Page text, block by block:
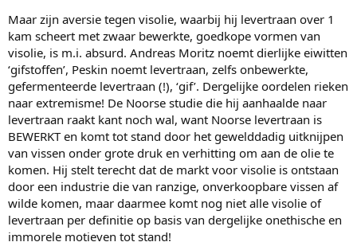
Maar zijn aversie tegen visolie, waarbij hij levertraan over 1
kam scheert met zwaar bewerkte, goedkope vormen van
visolie, is m.i. absurd. Andreas Moritz noemt dierlijke eiwitten
‘gifstoffen’, Peskin noemt levertraan, zelfs onbewerkte,
gefermenteerde levertraan (!), ‘gif’. Dergelijke oordelen rieken
naar extremisme! De Noorse studie die hij aanhaalde naar
levertraan raakt kant noch wal, want Noorse levertraan is
BEWERKT en komt tot stand door het gewelddadig uitknijpen
van vissen onder grote druk en verhitting om aan de olie te
komen. Hij stelt terecht dat de markt voor visolie is ontstaan
door een industrie die van ranzige, onverkoopbare vissen af
wilde komen, maar daarmee komt nog niet alle visolie of
levertraan per definitie op basis van dergelijke onethische en
immorele motieven tot stand!